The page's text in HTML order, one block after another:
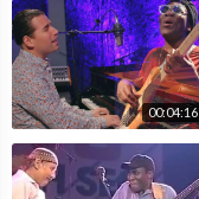
00:04:16